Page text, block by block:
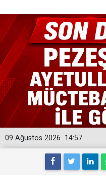
14:57
09 Ağustos 2026